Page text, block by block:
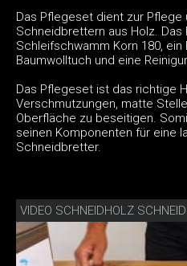
Das Pflegeset dient zur Pflege
Schneidbrettern aus Holz.
Schleifschwamm Korn 180, ein
Baumwolltuch und eine
Das Pflegeset ist das richtige
Verschmutzungen, matte
Oberfläche zu beseitigen.
seinen Komponenten für eine
Schneidbretter.
VIDEO SCHNEIDHOLZ